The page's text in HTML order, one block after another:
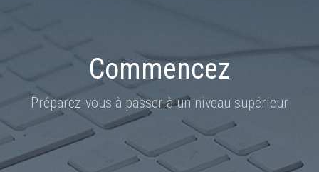
Commencez
Préparez-vous à passer à un niveau supérieur